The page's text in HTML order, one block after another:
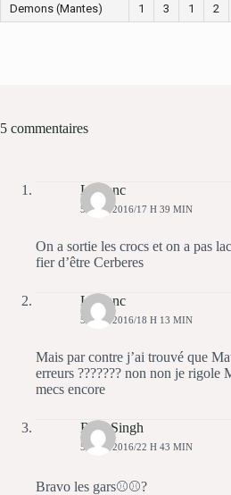
Demons (Mantes)
1 3 1 2
5 commentaires
Leblanc
5 JUIN 2016/17 H 39 MIN
On a sortie les crocs et on a pas
fier d’être Cerberes
Leblanc
5 JUIN 2016/18 H 13 MIN
Mais par contre j’ai trouvé que
erreurs ??????? non non je rigole
mecs encore
Ravi Singh
5 JUIN 2016/22 H 43 MIN
Bravo les gars⚾⚾?